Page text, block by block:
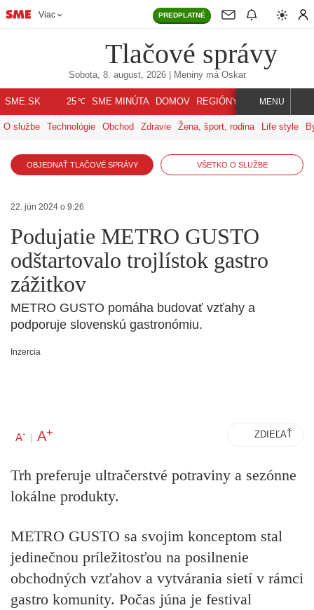
Viac PREDPLATNÉ
Tlačové správy
Sobota, 8. august, 2026| Meniny má Oskar
SME.SK 25℃ SME MINÚTA DOMOV REGIÓNY INDEX SVET
MENU
O službe Technológie Obchod Zdravie Žena, šport, rodina Life style
OBJEDNAŤ TLAČOVÉ SPRÁVY VŠETKO O SLUŽBE
22. jún 2024 o 9:26
Podujatie METRO GUSTO
odštartovalo trojlístok gastro
zážitkov
METRO GUSTO pomáha budovať vzťahy a
podporuje slovenskú gastronómiu.
Inzercia
A- | A+ ZDIEĽAŤ
Trh preferuje ultračerstvé potraviny a sezónne
lokálne produkty.
METRO GUSTO sa svojim konceptom stal
jedinečnou príležitosťou na posilnenie
obchodných vzťahov a vytvárania sietí v rámci
gastro komunity. Počas júna je festival